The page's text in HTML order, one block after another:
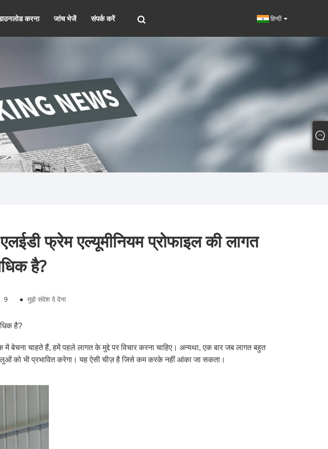
करना जांच भेजें संपर्क करें हिन्दी
फ्रेम एल्यूमीनियम प्रोफाइल की लागत
है?
9 ● मुझे संदेश दे देना
है?
बेचना चाहते हैं, हमें पहले लागत के मुद्दे पर विचार करना चाहिए। अन्यथा, एक बार जब लागत बहुत
को भी प्रभावित करेगा। यह ऐसी चीज़ है जिसे कम करके नहीं आंका जा सकता।